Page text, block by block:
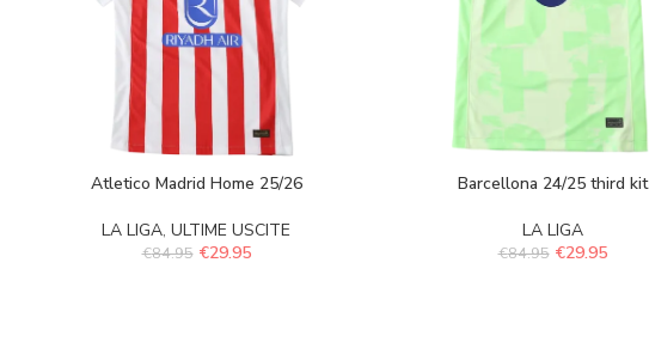
Atletico Madrid Home 25/26
LA LIGA, ULTIME USCITE
€84.95 €29.95
Barcellona 24/25 third kit
LA LIGA
€84.95 €29.95